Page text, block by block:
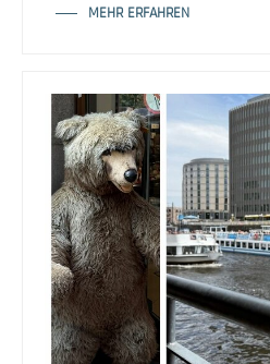
MEHR ERFAHREN